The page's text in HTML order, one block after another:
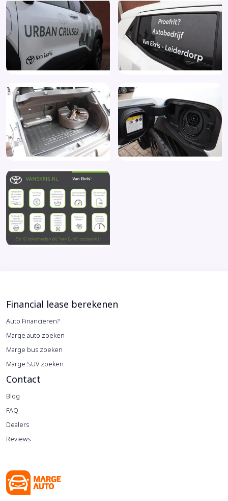
Financial lease berekenen
Auto Financieren?
Marge auto zoeken
Marge bus zoeken
Marge SUV zoeken
Contact
Blog
FAQ
Dealers
Reviews